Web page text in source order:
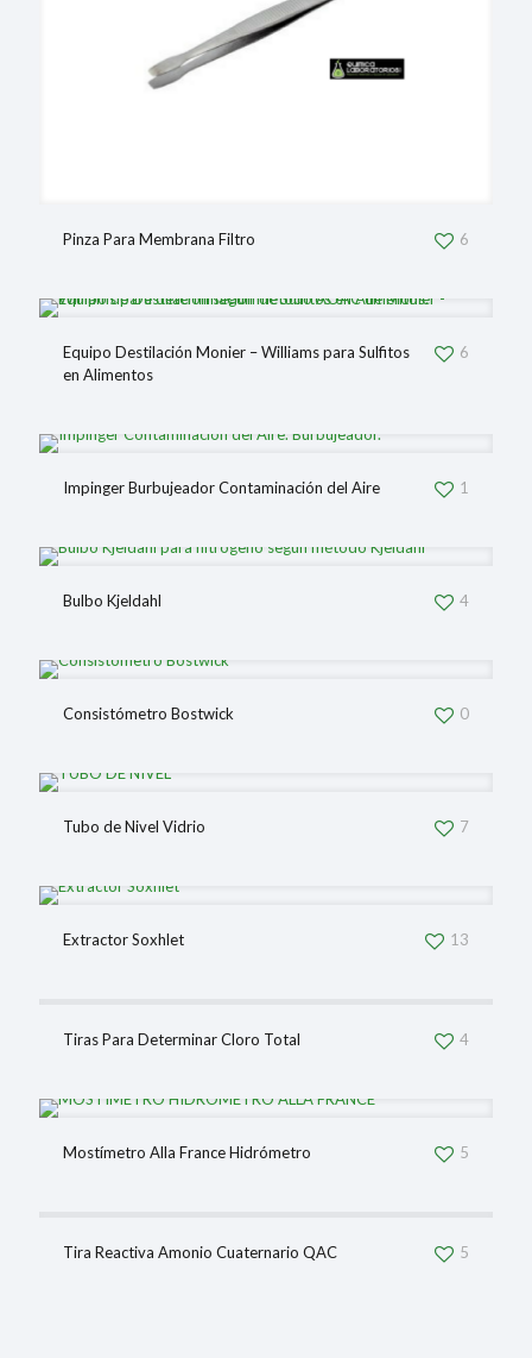
Pinza Para Membrana Filtro 6
Equipo Destilación Monier – Williams para Sulfitos
en Alimentos
6
Impinger Burbujeador Contaminación del Aire 1
Bulbo Kjeldahl 4
Consistómetro Bostwick 0
Tubo de Nivel Vidrio 7
Extractor Soxhlet 13
Tiras Para Determinar Cloro Total 4
Mostímetro Alla France Hidrómetro 5
Tira Reactiva Amonio Cuaternario QAC 5